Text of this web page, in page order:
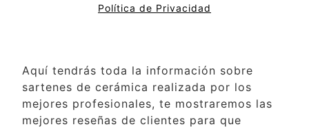
Política de Privacidad
Aquí tendrás toda la información sobre
sartenes de cerámica realizada por los
mejores profesionales, te mostraremos las
mejores reseñas de clientes para que